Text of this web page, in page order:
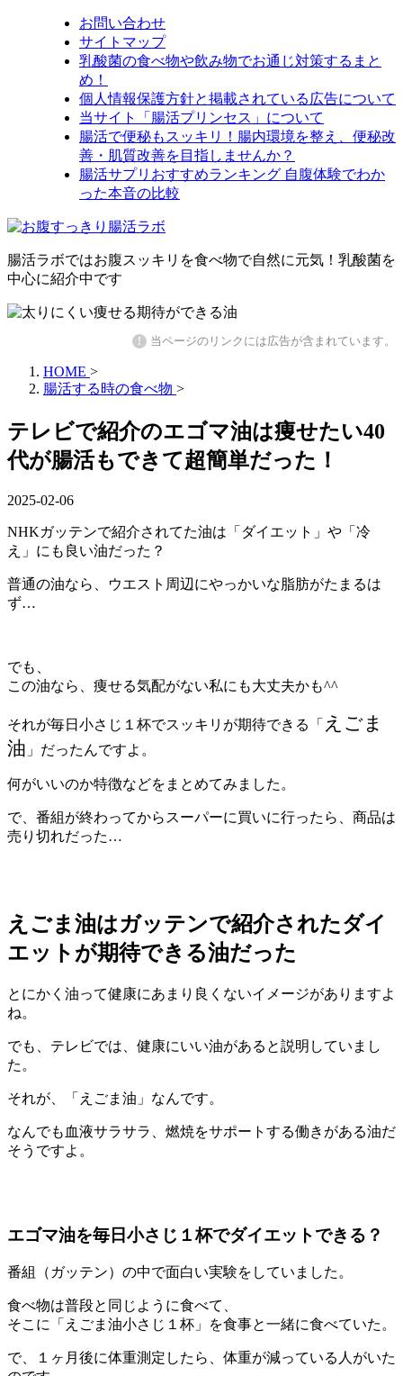
お問い合わせ
サイトマップ
乳酸菌の食べ物や飲み物でお通じ対策するまと
め！
個人情報保護方針と掲載されている広告について
当サイト「腸活プリンセス」について
腸活で便秘もスッキリ！腸内環境を整え、便秘改
善・肌質改善を目指しませんか？
腸活サプリおすすめランキング 自腹体験でわか
った本音の比較
腸活ラボではお腹スッキリを食べ物で自然に元気！乳酸菌を
中心に紹介中です
! 当ページのリンクには広告が含まれています。
HOME >
腸活する時の食べ物 >
テレビで紹介のエゴマ油は痩せたい40
代が腸活もできて超簡単だった！
2025-02-06
NHKガッテンで紹介されてた油は「ダイエット」や「冷
え」にも良い油だった？
普通の油なら、ウエスト周辺にやっかいな脂肪がたまるは
ず…
でも、
この油なら、痩せる気配がない私にも大丈夫かも^^
それが毎日小さじ１杯でスッキリが期待できる「 えごま
油 」 だったんですよ。
何がいいのか特徴などをまとめてみました。
で、番組が終わってからスーパーに買いに行ったら、商品は
売り切れだった…
えごま油はガッテンで紹介されたダイ
エットが期待できる油だった
とにかく油って健康にあまり良くないイメージがありますよ
ね。
でも、テレビでは、健康にいい油があると説明していまし
た。
それが、「 えごま油 」なんです。
なんでも 血液サラサラ、燃焼をサポートする働きがある油だ
そうですよ。
エゴマ油を毎日小さじ１杯でダイエットできる？
番組（ガッテン）の中で面白い実験をしていました。
食べ物は普段と同じように食べて、
そこに「えごま油小さじ１杯」を食事と一緒に食べていた。
で、１ヶ月後に体重測定したら、体重が減っている人がいた